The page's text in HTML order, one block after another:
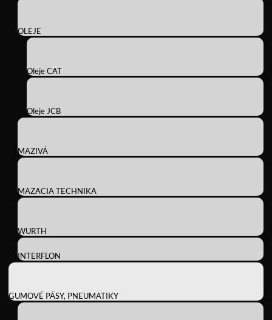
OLEJE
Oleje CAT
Oleje JCB
MAZIVÁ
MAZACIA TECHNIKA
WURTH
INTERFLON
GUMOVÉ PÁSY, PNEUMATIKY